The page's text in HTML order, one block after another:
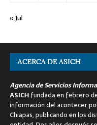
« Jul
ACERCA DE ASICH
Agencia de Servicios
ASICH fundada en febrero
información del acontecer
Chiapas, publicando en los